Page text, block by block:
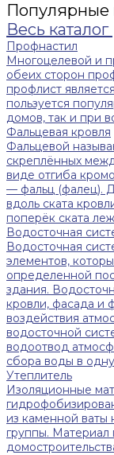
Популярные
Весь каталог
Профнастил
Многоцелевой и
обеих сторон
профлист
пользуется
домов, так и при
Фальцевая кровля
Фальцевой
скреплённых
виде отгиба
— фальц (фалец).
вдоль ската
поперёк ската
Водосточная
Водосточная
элементов,
определенной
здания.
кровли, фасада и
воздействия
водосточной
водоотвод
сбора воды в
Утеплитель
Изоляционные
из каменной ваты
группы. Материал